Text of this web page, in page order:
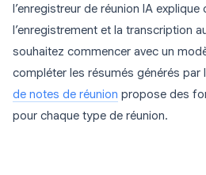
l’enregistreur de réunion IA
l’enregistrement et la transcription
souhaitez commencer avec un
compléter les résumés générés par
de notes de réunion propose des
pour chaque type de réunion.